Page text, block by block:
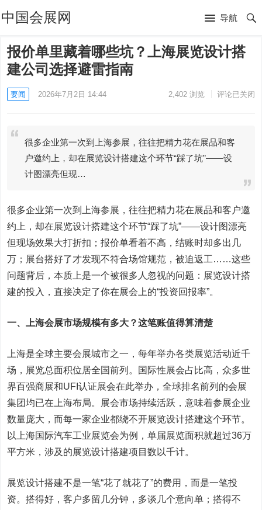
中国会展网 导航
报价单里藏着哪些坑？上海展览设计搭
建公司选择避雷指南
要闻 2026年7月2日 14:44 2,402浏览 评论已关闭
很多企业第一次到上海参展，往往把精力花在展品和客
户邀约上，却在展览设计搭建这个环节“踩了坑”——设
计图漂亮但现…
很多企业第一次到上海参展，往往把精力花在展品和客户邀
约上，却在展览设计搭建这个环节“踩了坑”——设计图漂亮
但现场效果大打折扣；报价单看着不高，结账时却多出几
万；展台搭好了才发现不符合场馆规范，被迫返工……这些
问题背后，本质上是一个被很多人忽视的问题：展览设计搭
建的投入，直接决定了你在展会上的“投资回报率”。
一、上海会展市场规模有多大？这笔账值得算清楚
上海是全球主要会展城市之一，每年举办各类展览活动近千
场，展览总面积位居全国前列。国际性展会占比高，众多世
界百强商展和UFI认证展会在此举办，全球排名前列的会展
集团均已在上海布局。展会市场持续活跃，意味着参展企业
数量庞大，而每一家企业都绕不开展览设计搭建这个环节。
以上海国际汽车工业展览会为例，单届展览面积就超过36万
平方米，涉及的展览设计搭建项目数以千计。
展览设计搭建不是一笔“花了就花了”的费用，而是一笔投
资。搭得好，客户多留几分钟，多谈几个意向单；搭得不